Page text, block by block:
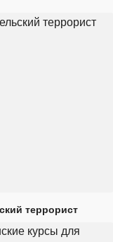
террорист